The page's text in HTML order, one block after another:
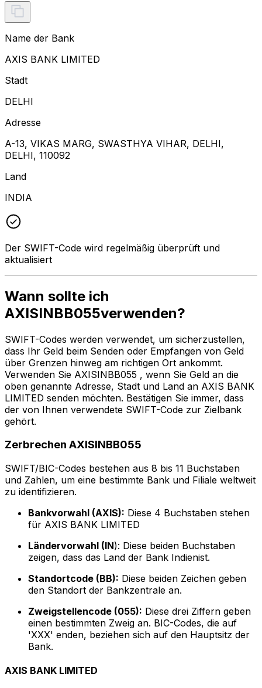
Name der Bank
AXIS BANK LIMITED
Stadt
DELHI
Adresse
A-13, VIKAS MARG, SWASTHYA VIHAR, DELHI,
DELHI, 110092
Land
INDIA
Der SWIFT-Code wird regelmäßig überprüft und
aktualisiert
Wann sollte ich
AXISINBB055verwenden?
SWIFT-Codes werden verwendet, um sicherzustellen,
dass Ihr Geld beim Senden oder Empfangen von Geld
über Grenzen hinweg am richtigen Ort ankommt.
Verwenden Sie AXISINBB055 , wenn Sie Geld an die
oben genannte Adresse, Stadt und Land an AXIS BANK
LIMITED senden möchten. Bestätigen Sie immer, dass
der von Ihnen verwendete SWIFT-Code zur Zielbank
gehört.
Zerbrechen AXISINBB055
SWIFT/BIC-Codes bestehen aus 8 bis 11 Buchstaben
und Zahlen, um eine bestimmte Bank und Filiale weltweit
zu identifizieren.
Bankvorwahl (AXIS): Diese 4 Buchstaben stehen
für AXIS BANK LIMITED
Ländervorwahl (IN): Diese beiden Buchstaben
zeigen, dass das Land der Bank Indienist.
Standortcode (BB): Diese beiden Zeichen geben
den Standort der Bankzentrale an.
Zweigstellencode (055): Diese drei Ziffern geben
einen bestimmten Zweig an. BIC-Codes, die auf
'XXX' enden, beziehen sich auf den Hauptsitz der
Bank.
AXIS BANK LIMITED